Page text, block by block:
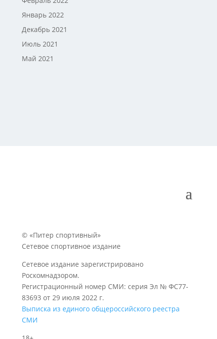
Январь 2022
Декабрь 2021
Июль 2021
Май 2021
© «Питер спортивный»
Сетевое спортивное издание
Сетевое издание зарегистрировано
Роскомнадзором.
Регистрационный номер СМИ: серия Эл № ФС77-
83693 от 29 июля 2022 г.
Выписка из единого общероссийского реестра
СМИ